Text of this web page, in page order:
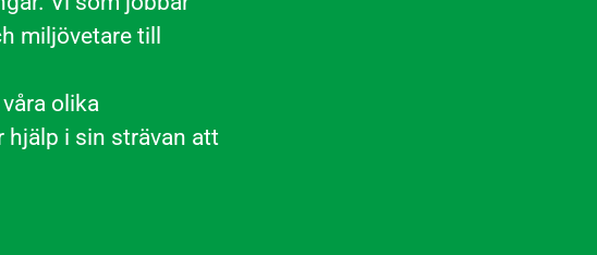
miljövetare till
olika
hjälp i sin strävan att